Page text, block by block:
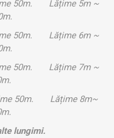
Lățime 5m ~
Lățime 6m ~
Lățime 7m ~
Lățime 8m~
lungimi.